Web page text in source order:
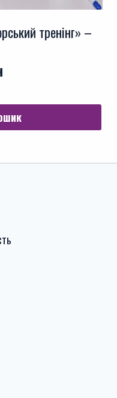
тренінг» –
700.00 грн.